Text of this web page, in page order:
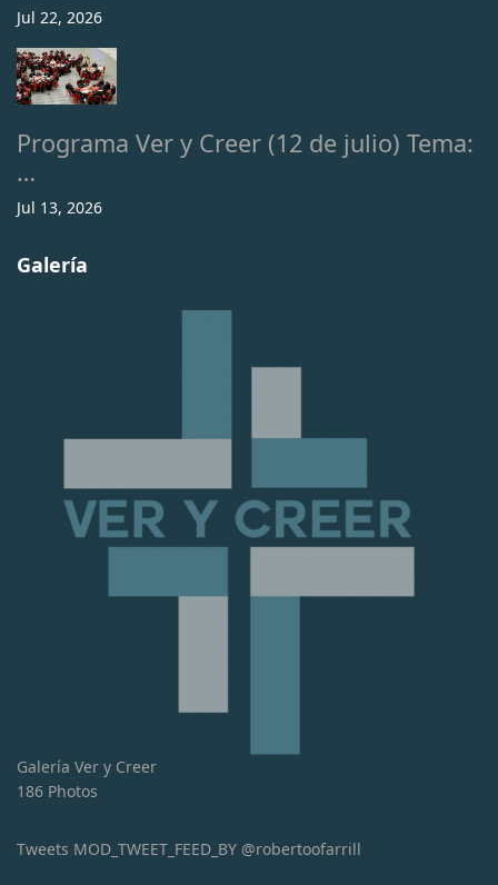
Jul 22, 2026
Programa Ver y Creer (12 de julio) Tema:
…
Jul 13, 2026
Galería
Galería Ver y Creer
186 Photos
Tweets MOD_TWEET_FEED_BY @robertoofarrill